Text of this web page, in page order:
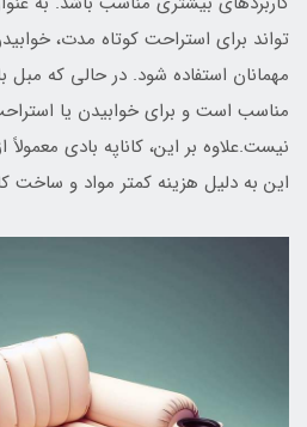
تواند برای استراحت کوتاه مدت،
مهمانان استفاده شود. در حالی که مبل
مناسب است و برای خوابیدن یا
نیست.علاوه بر این، کاناپه بادی
این به دلیل هزینه کمتر مواد و ساخت